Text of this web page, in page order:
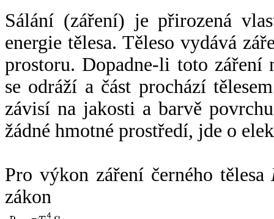
Sálání (záření) je přirozená
energie tělesa. Těleso vydává
prostoru. Dopadne-li toto záření
se odráží a část prochází
závisí na jakosti a barvě
žádné hmotné prostředí, jde o
Pro výkon záření černého tělesa
zákon